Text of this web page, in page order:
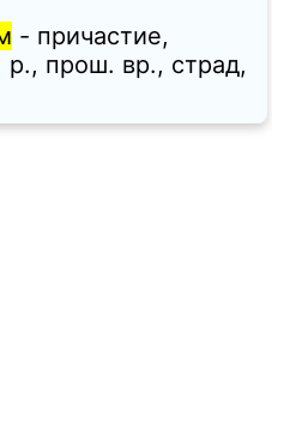
- причастие,
прош. вр., страд,